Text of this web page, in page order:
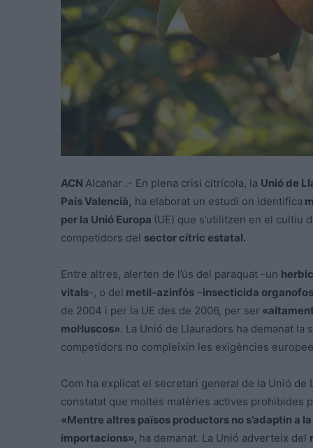
ACN Alcanar .- En plena crisi citrícola, la Unió de
País Valencià, ha elaborat un estudi on identifica
per la Unió Europa (UE) que s’utilitzen en el cultiu
competidors del sector cítric estatal.
Entre altres, alerten de l’ús del paraquat -un
vitals-, o del metil-azinfós –insecticida
de 2004 i per la UE des de 2006, per ser
mol·luscos». La Unió de Llauradors ha demanat
competidors no compleixin les exigències
Com ha explicat el secretari general de la Unió de
constatat que moltes matèries actives prohibides
«Mentre altres països productors no s’adaptin a
importacions», ha demanat. La Unió adverteix del